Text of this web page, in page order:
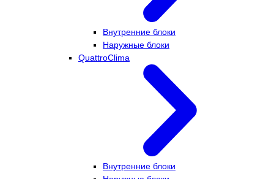
Внутренние блоки
Наружные блоки
QuattroClima
Внутренние блоки